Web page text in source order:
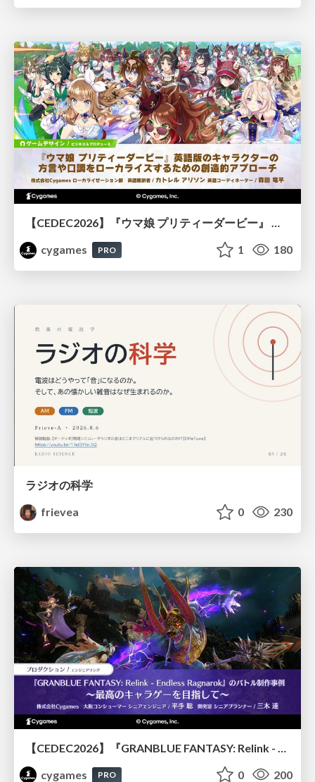
cygames
PRO 1 180
ラジオの科学
frievea
0 230
cygames
PRO 0 200